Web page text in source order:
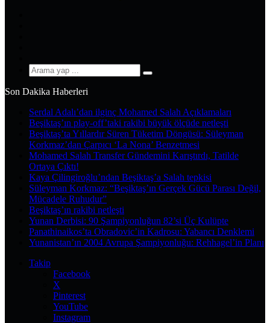
Arama
Son Dakika Haberleri
Serdal Adalı’dan ilginç Mohamed Salah Açıklamaları
Beşiktaş’ın play-off’taki rakibi büyük ölçüde netleşti
Beşiktaş’ta Yıllardır Süren Tüketim Döngüsü: Süleyman
Korkmaz’dan Çarpıcı ‘La Nona’ Benzetmesi
Mohamed Salah Transfer Gündemini Karıştırdı, Tatilde
Ortaya Çıktı!
Kaya Çilingiroğlu’ndan Beşiktaş’a Salah tepkisi
Süleyman Korkmaz: “Beşiktaş’ın Gerçek Gücü Parası Değil,
Mücadele Ruhudur”
Beşiktaş’ın rakibi netleşti
Yunan Derbisi: 90 Şampiyonluğun 82’si Üç Kulüpte
Panathinaikos’ta Obradovic’in Kadrosu: Yabancı Denklemi
Yunanistan’ın 2004 Avrupa Şampiyonluğu: Rehhagel’in Planı
Takip
Facebook
X
Pinterest
YouTube
Instagram